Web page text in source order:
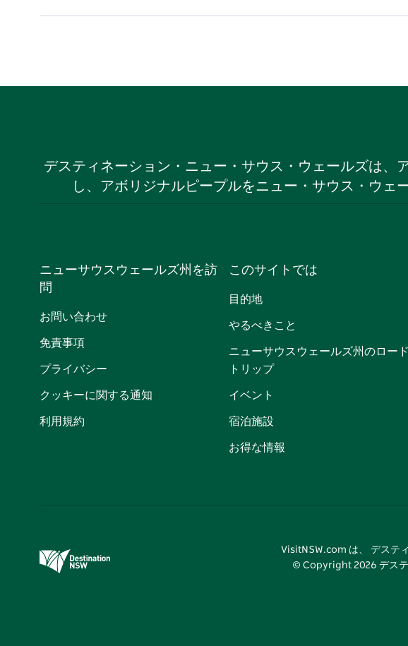
デスティネーション・ニュー・サウス・ウェールズは、
し、アボリジナルピープルをニュー・サウス・ウェ
ニューサウスウェールズ州を訪
問
お問い合わせ
免責事項
プライバシー
クッキーに関する通知
利用規約
このサイトでは
目的地
やるべきこと
ニューサウスウェールズ州のロード
トリップ
イベント
宿泊施設
お得な情報
VisitNSW.com は、 デステ
© Copyright 2026 デス